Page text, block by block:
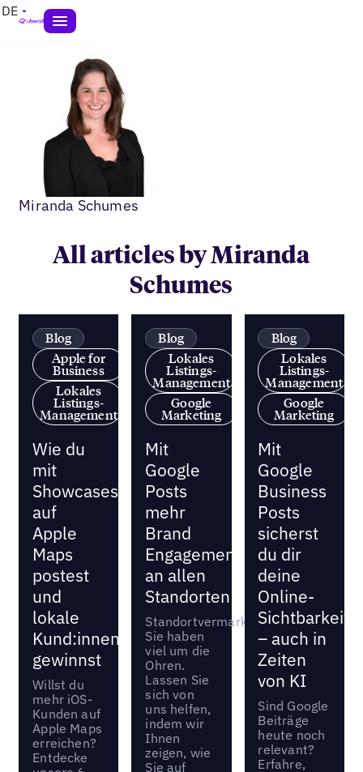
DE
Miranda Schumes
All articles by Miranda
Schumes
Blog
Apple for
Business
Lokales
Listings-
Management
Wie du
mit
Showcases
auf
Apple
Maps
postest
und
lokale
Kund:innen
gewinnst
Willst du
mehr iOS-
Kunden auf
Apple Maps
erreichen?
Entdecke
Blog
Lokales
Listings-
Management
Google
Marketing
Mit
Google
Posts
mehr
Brand
Engagement
an allen
Standorten
Standortvermarkter...
Sie haben
viel um die
Ohren.
Lassen Sie
sich von
uns helfen,
indem wir
Ihnen
zeigen, wie
Sie auf
Blog
Lokales
Listings-
Management
Google
Marketing
Mit
Google
Business
Posts
sicherst
du dir
deine
Online-
Sichtbarkeit
– auch in
Zeiten
von KI
Sind Google
Beiträge
heute noch
relevant?
Erfahre,